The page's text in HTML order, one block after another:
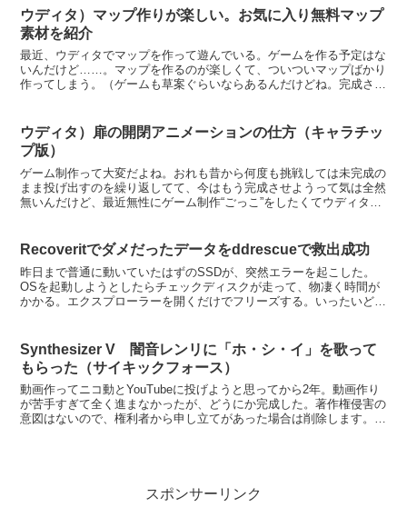
ウディタ）マップ作りが楽しい。お気に入り無料マップ
素材を紹介
最近、ウディタでマップを作って遊んでいる。ゲームを作る予定はな
いんだけど……。マップを作るのが楽しくて、ついついマップばかり
作ってしまう。（ゲームも草案ぐらいならあるんだけどね。完成させ
ウディタ）扉の開閉アニメーションの仕方（キャラチッ
プ版）
ゲーム制作って大変だよね。おれも昔から何度も挑戦しては未完成の
まま投げ出すのを繰り返してて、今はもう完成させようって気は全然
無いんだけど、最近無性にゲーム制作“ごっこ”をしたくてウディタを
Recoveritでダメだったデータをddrescueで救出成功
昨日まで普通に動いていたはずのSSDが、突然エラーを起こした。
OSを起動しようとしたらチェックディスクが走って、物凄く時間が
かかる。エクスプローラーを開くだけでフリーズする。いったいどう
Synthesizer V 闇音レンリに「ホ・シ・イ」を歌って
もらった（サイキックフォース）
動画作ってニコ動とYouTubeに投げようと思ってから2年。動画作り
が苦手すぎて全く進まなかったが、どうにか完成した。著作権侵害の
意図はないので、権利者から申し立てがあった場合は削除します。
スポンサーリンク